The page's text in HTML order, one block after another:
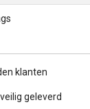
klanten
geleverd